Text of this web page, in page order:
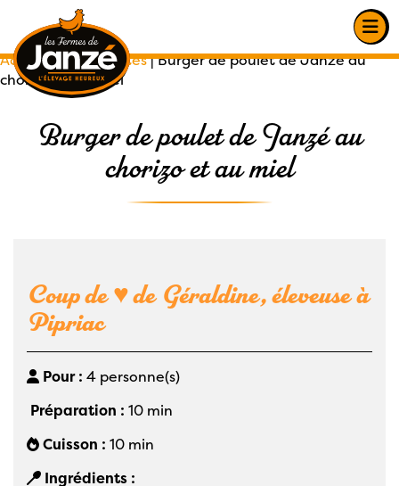
Accueil| Nos recettes|Burger de poulet de Janzé au
chorizo et au miel
Burger de poulet de Janzé au
chorizo et au miel
Coup de ♥ de Géraldine, éleveuse à
Pipriac
Pour : 4 personne(s)
Préparation : 10 min
Cuisson : 10 min
Ingrédients :